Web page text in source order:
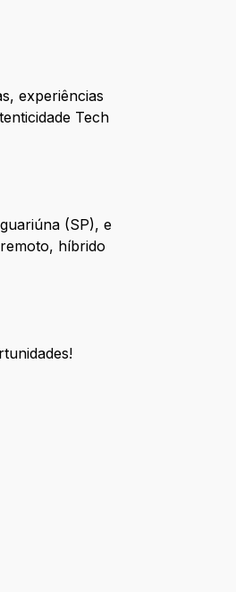
experiências
Tech
(SP), e
híbrido